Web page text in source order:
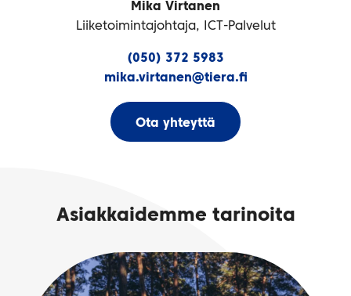
Mika Virtanen
Liiketoimintajohtaja, ICT-Palvelut
(050) 372 5983
mika.virtanen@tiera.fi
Ota yhteyttä
Asiakkaidemme tarinoita